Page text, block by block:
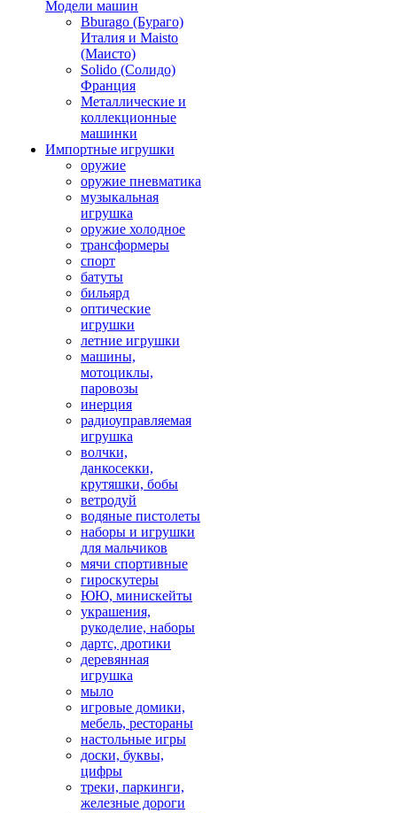
Модели машин
Bburago (Бураго)
Италия и Maisto
(Маисто)
Solido (Солидо)
Франция
Металлические и
коллекционные
машинки
Импортные игрушки
оружие
оружие пневматика
музыкальная
игрушка
оружие холодное
трансформеры
спорт
батуты
бильярд
оптические
игрушки
летние игрушки
машины,
мотоциклы,
паровозы
инерция
радиоуправляемая
игрушка
волчки,
данкосекки,
крутяшки, бобы
ветродуй
водяные пистолеты
наборы и игрушки
для мальчиков
мячи спортивные
гироскутеры
ЮЮ, минискейты
украшения,
рукоделие, наборы
дартс, дротики
деревянная
игрушка
мыло
игровые домики,
мебель, рестораны
настольные игры
доски, буквы,
цифры
треки, паркинги,
железные дороги